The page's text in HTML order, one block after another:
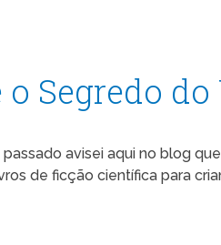
o Segredo
avisei aqui no blog
de ficção científica para